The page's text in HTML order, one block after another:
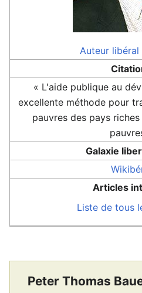
Auteur libéral
« L'aide publique au
excellente méthode pour
pauvres des pays
Galaxie
Articles
Liste de tous
Peter Thomas